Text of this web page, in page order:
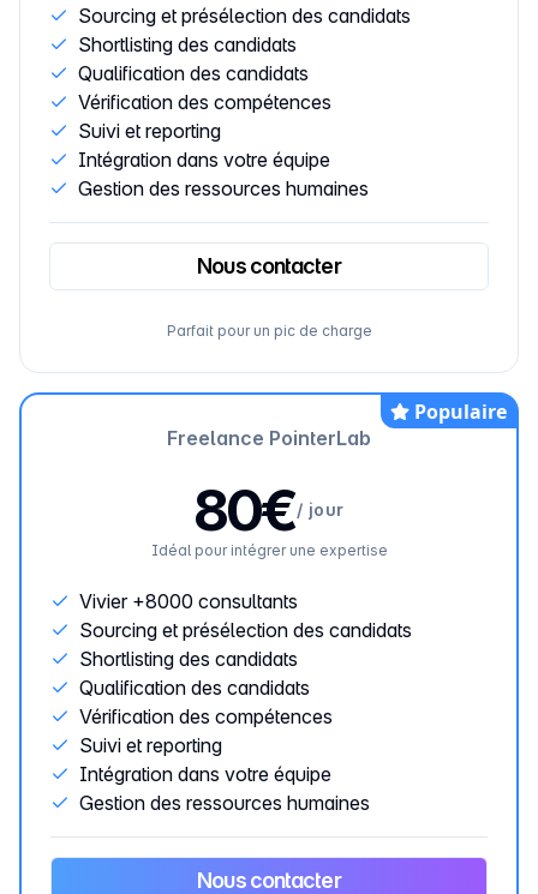
Sourcing et présélection des candidats
Shortlisting des candidats
Qualification des candidats
Vérification des compétences
Suivi et reporting
Intégration dans votre équipe
Gestion des ressources humaines
Nous contacter
Parfait pour un pic de charge
Populaire
Freelance PointerLab
80€/ jour
Idéal pour intégrer une expertise
Vivier +8000 consultants
Sourcing et présélection des candidats
Shortlisting des candidats
Qualification des candidats
Vérification des compétences
Suivi et reporting
Intégration dans votre équipe
Gestion des ressources humaines
Nous contacter